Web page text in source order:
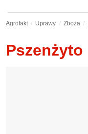
Agrofakt Uprawy Zboża
Pszenżyto